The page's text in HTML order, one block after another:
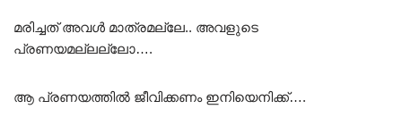
മരിച്ചത് അവൾ മാത്രമല്ലേ.. അവളുടെ
പ്രണയമല്ലല്ലോ….
ആ പ്രണയത്തിൽ ജീവിക്കണം ഇനിയെനിക്ക്….